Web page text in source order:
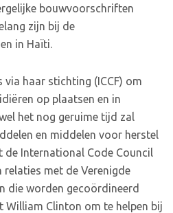
bouwvoorschriften
zijn bij de
in Haïti.
haar stichting (ICCF) om
op plaatsen en in
het nog geruime tijd zal
en middelen voor herstel
de International Code Council
met de Verenigde
die worden gecoördineerd
Clinton om te helpen bij